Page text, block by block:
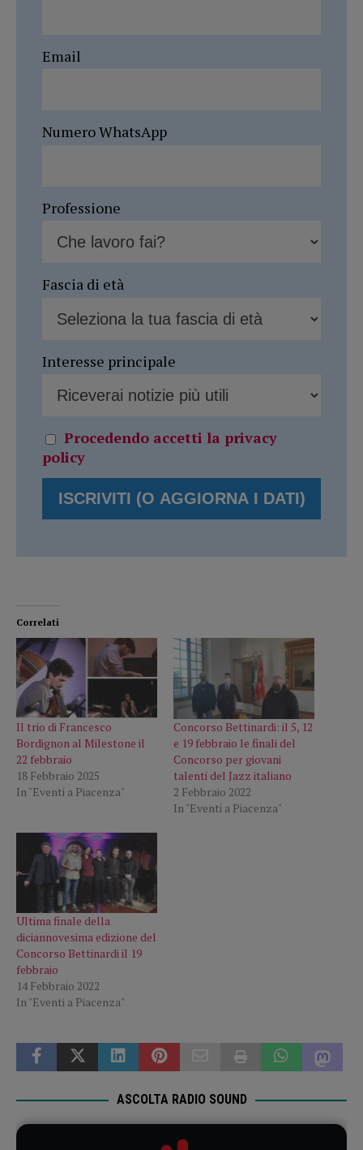
Email
Numero WhatsApp
Professione
Fascia di età
Interesse principale
Procedendo accetti la privacy
policy
Correlati
Il trio di Francesco
Bordignon al Milestone il
22 febbraio
18 Febbraio 2025
In "Eventi a Piacenza"
Concorso Bettinardi: il 5, 12
e 19 febbraio le finali del
Concorso per giovani
talenti del Jazz italiano
2 Febbraio 2022
In "Eventi a Piacenza"
Ultima finale della
diciannovesima edizione del
Concorso Bettinardi il 19
febbraio
14 Febbraio 2022
In "Eventi a Piacenza"
ASCOLTA RADIO SOUND